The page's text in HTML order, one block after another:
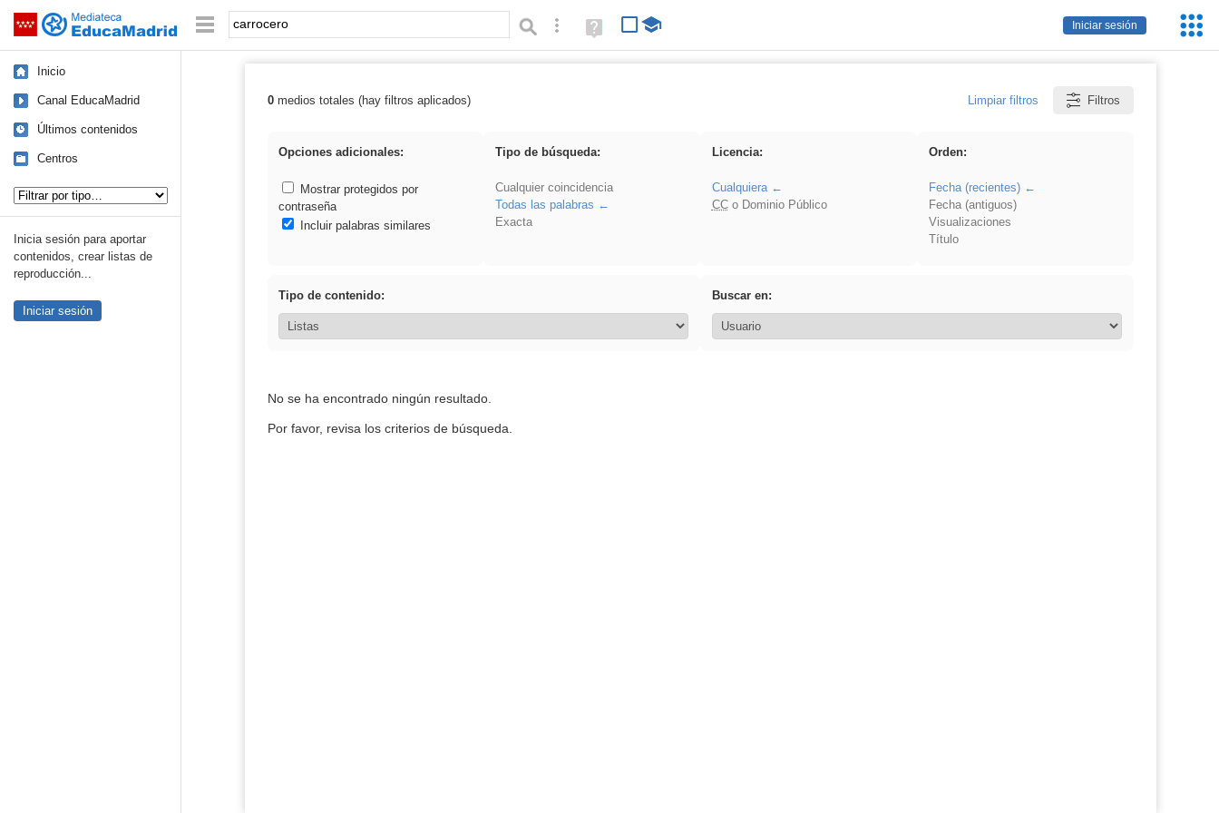
Saltar navegación
Iniciar sesión
Palabra o frase: Búsqueda avanzada
Ayuda
(en
Inicio
Canal EducaMadrid
Últimos contenidos
Centros
Inicia sesión para aportar
contenidos, crear listas de
reproducción...
Iniciar sesión
Resultados de: carrocero
0medios totales (hay filtros aplicados) Limpiar filtros Filtros
Opciones adicionales:
Mostrar protegidos por
contraseña
Incluir palabras similares
Tipo de búsqueda:
Cualquier coincidencia
Todas las palabras
Exacta
Licencia:
Cualquiera
CCo Dominio Público
Orden:
Fecha (recientes)
Fecha (antiguos)
Visualizaciones
Título
Tipo de contenido: Buscar en:
No se ha encontrado ningún resultado.
Por favor, revisa los criterios de búsqueda.